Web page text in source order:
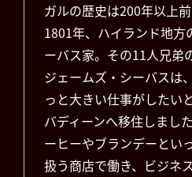
ガルの歴史は200年以上前
1801年、ハイランド地方
ーバス家。その11人兄弟
ジェームズ・シーバスは
っと大きい仕事がしたい
バディーンへ移住しまし
ーヒーやブランデーとい
扱う商店で働き、ビジネ